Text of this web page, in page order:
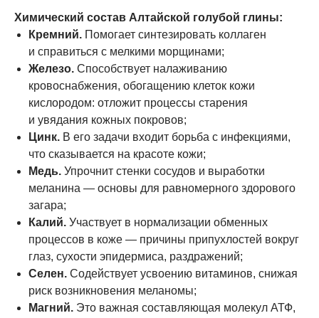
Химический состав Алтайской голубой глины:
Кремний. Помогает синтезировать коллаген
и справиться с мелкими морщинами;
Железо. Способствует налаживанию
кровоснабжения, обогащению клеток кожи
кислородом: отложит процессы старения
и увядания кожных покровов;
Цинк. В его задачи входит борьба с инфекциями,
что сказывается на красоте кожи;
Медь. Упрочнит стенки сосудов и выработки
меланина — основы для равномерного здорового
загара;
Калий. Участвует в нормализации обменных
процессов в коже — причины припухлостей вокруг
глаз, сухости эпидермиса, раздражений;
Селен. Содействует усвоению витаминов, снижая
риск возникновения меланомы;
Магний. Это важная составляющая молекул АТФ,